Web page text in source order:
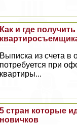
Как и где
Выписка из счета в
потребуется при
квартиры...
5 стран которые
новичков